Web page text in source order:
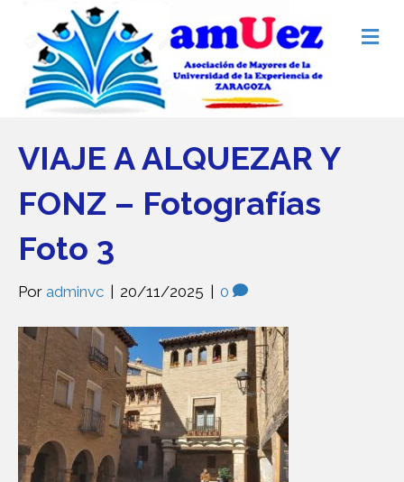
M
e
VIAJE A ALQUEZAR Y
FONZ – Fotografías
Foto 3
Por adminvc 20/11/2025 0